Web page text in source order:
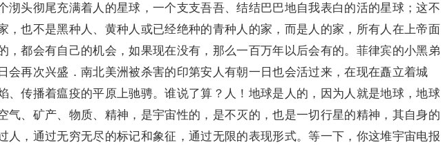
沏头彻尾充满着人的星球，一个支支吾吾、结结巴巴地自我表白的活的星球；这不
，也不是黑种人、黄种人或已经绝种的青种人的家，而是人的家，所有人在上帝面
，都会有自己的机会，如果现在没有，那么一百万年以后会有的。菲律宾的小黑弟
会再次兴盛．南北美洲被杀害的印第安人有朝一日也会活过来，在现在矗立着城
、传播着瘟疫的平原上驰骋。谁说了算？人！地球是人的，因为人就是地球，地球
气、矿产、物质、精神，是宇宙性的，是不灭的，也是一切行星的精神，其自身的
人，通过无穷无尽的标记和象征，通过无限的表现形式。等一下，你这堆宇宙电报